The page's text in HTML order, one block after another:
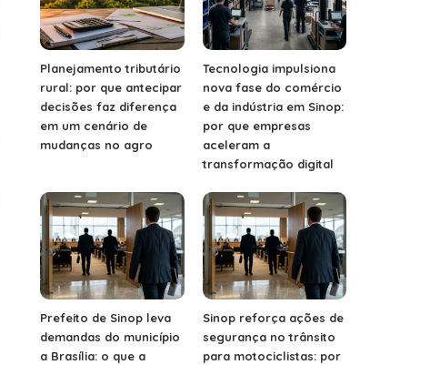
Planejamento tributário
rural: por que antecipar
decisões faz diferença
em um cenário de
mudanças no agro
Tecnologia impulsiona
nova fase do comércio
e da indústria em Sinop:
por que empresas
aceleram a
transformação digital
Prefeito de Sinop leva
demandas do município
a Brasília: o que a
Sinop reforça ações de
segurança no trânsito
para motociclistas: por